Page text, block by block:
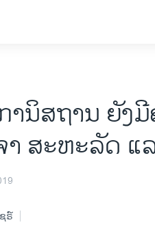
ນິ​ສ​ຖານ ຍັງ​ມີ​
າ ສະ​ຫະ​ລັດ ແ
ຣ໌